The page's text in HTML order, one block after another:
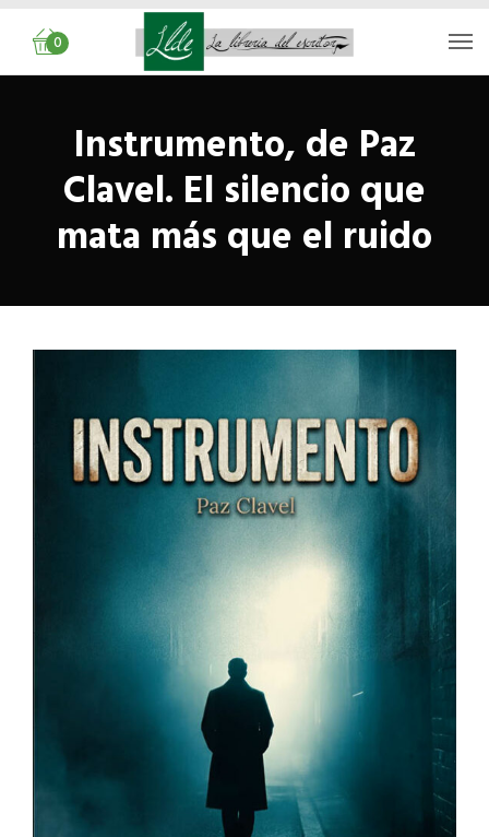
0
Instrumento, de Paz
Clavel. El silencio que
mata más que el ruido